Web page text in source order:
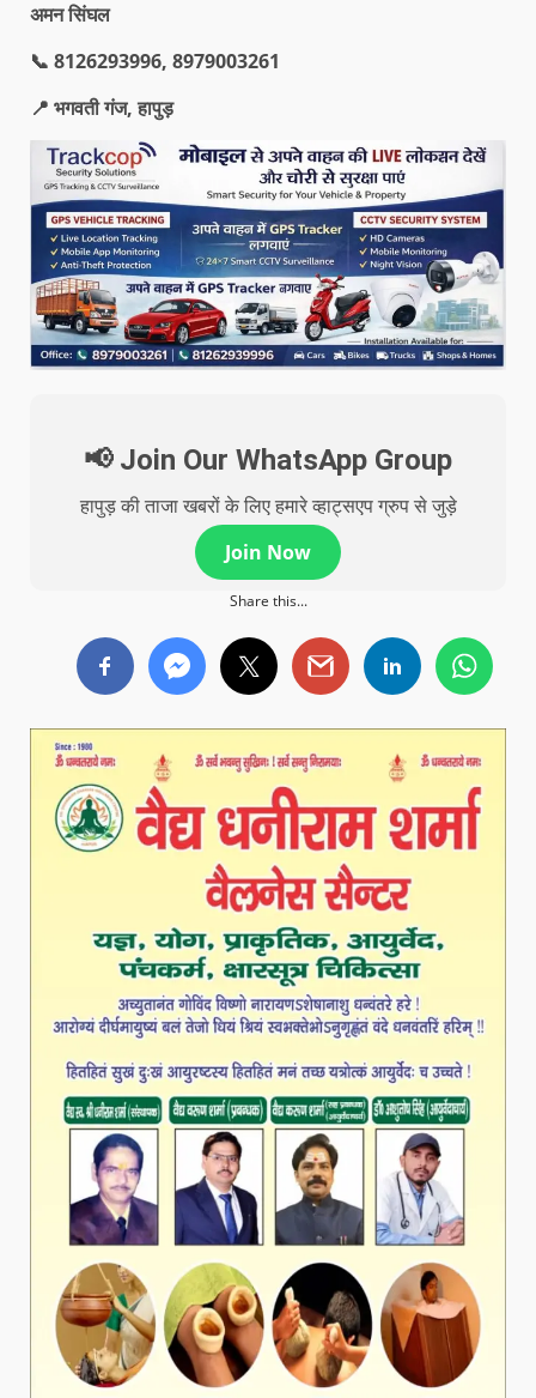
अमन सिंघल
📞 8126293996, 8979003261
📍 भगवती गंज,हापुड़
📢 Join Our WhatsApp Group
हापुड़ की ताजा खबरों के लिए हमारे व्हाट्सएप ग्रुप से जुड़े
Join Now
Share this...